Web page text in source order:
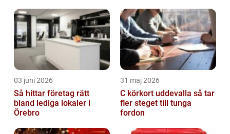
03 juni 2026
Så hittar företag rätt
bland lediga lokaler i
Örebro
31 maj 2026
C körkort uddevalla så tar
fler steget till tunga
fordon